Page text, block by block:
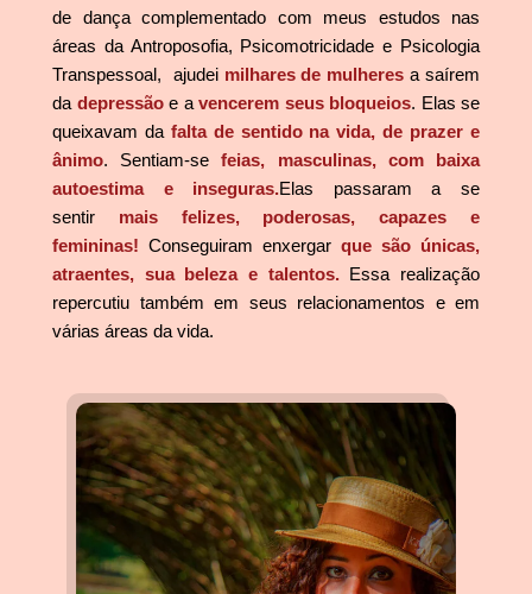
de dança complementado com meus estudos nas
áreas da Antroposofia, Psicomotricidade e Psicologia
Transpessoal, ajudei milhares de mulheres a saírem
da depressãoe a vencerem seus bloqueios. Elas se
queixavam da falta de sentido na vida, de prazer e
ânimo. Sentiam-sefeias, masculinas, com baixa
autoestima e inseguras.Elas passaram a se
sentir mais felizes, poderosas, capazes e
femininas! Conseguiram enxergar que são únicas,
atraentes, sua beleza e talentos.Essa realização
repercutiu também em seus relacionamentos e em
várias áreas da vida.